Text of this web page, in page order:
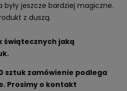
jeszcze bardziej magiczne.
z duszą.
świątecznych jaką
sztuk zamówienie podlega
Prosimy o kontakt